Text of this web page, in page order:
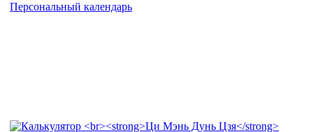
Персональный календарь